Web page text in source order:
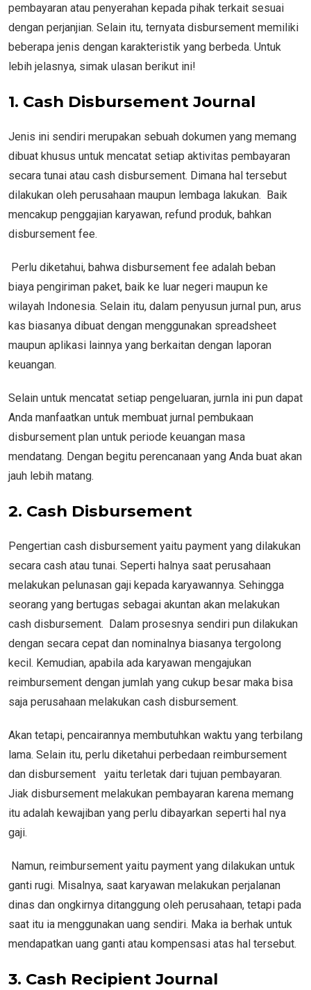
pembayaran atau penyerahan kepada pihak terkait sesuai
dengan perjanjian. Selain itu, ternyata disbursement memiliki
beberapa jenis dengan karakteristik yang berbeda. Untuk
lebih jelasnya, simak ulasan berikut ini!
1. Cash Disbursement Journal
Jenis ini sendiri merupakan sebuah dokumen yang memang
dibuat khusus untuk mencatat setiap aktivitas pembayaran
secara tunai atau cash disbursement. Dimana hal tersebut
dilakukan oleh perusahaan maupun lembaga lakukan. Baik
mencakup penggajian karyawan, refund produk, bahkan
disbursement fee.
Perlu diketahui, bahwa disbursement fee adalah beban
biaya pengiriman paket, baik ke luar negeri maupun ke
wilayah Indonesia. Selain itu, dalam penyusun jurnal pun, arus
kas biasanya dibuat dengan menggunakan spreadsheet
maupun aplikasi lainnya yang berkaitan dengan laporan
keuangan.
Selain untuk mencatat setiap pengeluaran, jurnla ini pun dapat
Anda manfaatkan untuk membuat jurnal pembukaan
disbursement plan untuk periode keuangan masa
mendatang. Dengan begitu perencanaan yang Anda buat akan
jauh lebih matang.
2. Cash Disbursement
Pengertian cash disbursement yaitu payment yang dilakukan
secara cash atau tunai. Seperti halnya saat perusahaan
melakukan pelunasan gaji kepada karyawannya. Sehingga
seorang yang bertugas sebagai akuntan akan melakukan
cash disbursement. Dalam prosesnya sendiri pun dilakukan
dengan secara cepat dan nominalnya biasanya tergolong
kecil. Kemudian, apabila ada karyawan mengajukan
reimbursement dengan jumlah yang cukup besar maka bisa
saja perusahaan melakukan cash disbursement.
Akan tetapi, pencairannya membutuhkan waktu yang terbilang
lama. Selain itu, perlu diketahui perbedaan reimbursement
dan disbursement yaitu terletak dari tujuan pembayaran.
Jiak disbursement melakukan pembayaran karena memang
itu adalah kewajiban yang perlu dibayarkan seperti hal nya
gaji.
Namun, reimbursement yaitu payment yang dilakukan untuk
ganti rugi. Misalnya, saat karyawan melakukan perjalanan
dinas dan ongkirnya ditanggung oleh perusahaan, tetapi pada
saat itu ia menggunakan uang sendiri. Maka ia berhak untuk
mendapatkan uang ganti atau kompensasi atas hal tersebut.
3. Cash Recipient Journal